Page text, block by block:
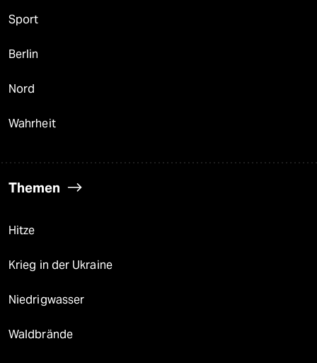
Sport
Berlin
Nord
Wahrheit
Themen
Hitze
Krieg in der Ukraine
Niedrigwasser
Waldbrände